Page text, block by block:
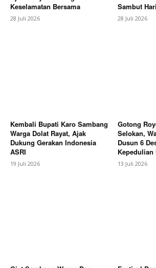
Magazine PRO
SUBSCRIBE NOW
Keselamatan Bersama
28 Juli 2026
Sambut
28 Juli 2026
Kembali Bupati Karo Sambang
Warga Dolat Rayat, Ajak
Dukung Gerakan Indonesia
ASRI
19 Juli 2026
Gotong
Selokan,
Dusun 6
13 Juli 2026